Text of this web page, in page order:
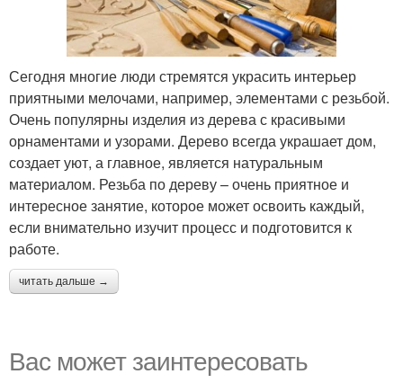
Сегодня многие люди стремятся украсить интерьер
приятными мелочами, например, элементами с резьбой.
Очень популярны изделия из дерева с красивыми
орнаментами и узорами. Дерево всегда украшает дом,
создает уют, а главное, является натуральным
материалом. Резьба по дереву – очень приятное и
интересное занятие, которое может освоить каждый,
если внимательно изучит процесс и подготовится к
работе.
читать дальше →
Вас может заинтересовать